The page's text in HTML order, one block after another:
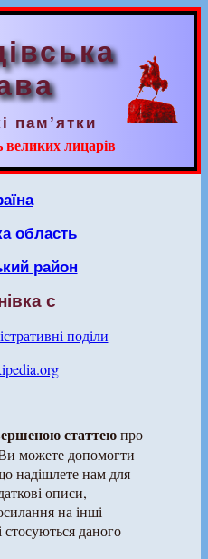
пам’ятки
великих лицарів
область
район
с
поділи
статтеюпро
можете допомогти
надішлете нам для
описи,
на інші
стосуються даного